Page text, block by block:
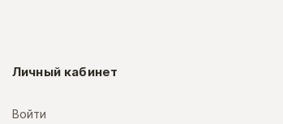
Личный кабинет
Войти